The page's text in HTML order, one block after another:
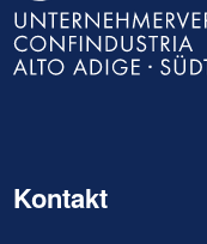
Kontakt